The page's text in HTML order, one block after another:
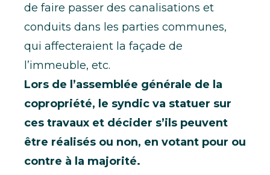
de faire passer des canalisations et
conduits dans les parties communes,
qui affecteraient la façade de
l’immeuble, etc.
Lors de l’assemblée générale de la
copropriété, le syndic va statuer sur
ces travaux et décider s’ils peuvent
être réalisés ou non, en votant pour ou
contre à la majorité.